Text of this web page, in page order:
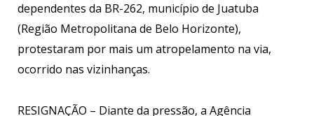
dependentes da BR-262, município de Juatuba
(Região Metropolitana de Belo Horizonte),
protestaram por mais um atropelamento na via,
ocorrido nas vizinhanças.
RESIGNAÇÃO – Diante da pressão, a Agência